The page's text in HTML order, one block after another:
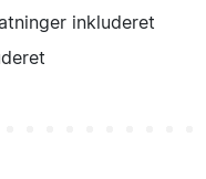
inkluderet